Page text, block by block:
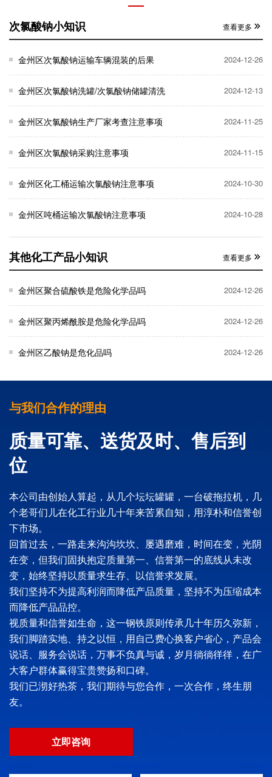
次氯酸钠小知识 查看更多
金州区次氯酸钠运输车辆混装的后果 2024-12-26
金州区次氯酸钠洗罐/次氯酸钠储罐清洗 2024-12-13
金州区次氯酸钠生产厂家考查注意事项 2024-11-25
金州区次氯酸钠采购注意事项 2024-11-15
金州区化工桶运输次氯酸钠注意事项 2024-10-30
金州区吨桶运输次氯酸钠注意事项 2024-10-28
其他化工产品小知识 查看更多
金州区聚合硫酸铁是危险化学品吗 2024-12-26
金州区聚丙烯酰胺是危险化学品吗 2024-12-26
金州区乙酸钠是危化品吗 2024-12-26
与我们合作的理由
质量可靠、送货及时、售后到
位
本公司由创始人算起，从几个坛坛罐罐，一台破拖拉机，几
个老哥们儿在化工行业几十年来苦累自知，用淳朴和信誉创
下市场。
回首过去，一路走来沟沟坎坎、屡遇磨难，时间在变，光阴
在变，但我们固执抱定质量第一、信誉第一的底线从未改
变，始终坚持以质量求生存、以信誉求发展。
我们坚持不为提高利润而降低产品质量，坚持不为压缩成本
而降低产品品控。
视质量和信誉如生命，这一钢铁原则传承几十年历久弥新，
我们脚踏实地、持之以恒，用自己费心换客户省心，产品会
说话、服务会说话，万事不负真与诚，岁月徜徜徉徉，在广
大客户群体赢得宝贵赞扬和口碑。
我们已沏好热茶，我们期待与您合作，一次合作，终生朋
友。
立即咨询